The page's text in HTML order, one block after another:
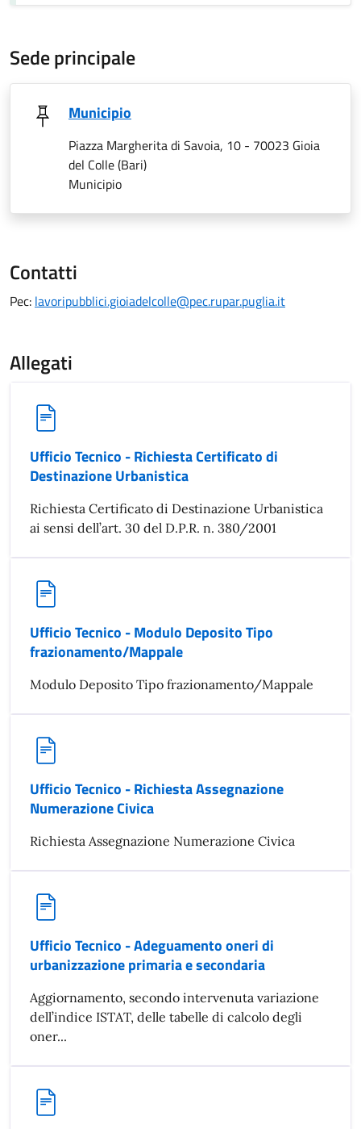
Sede principale
Municipio
Piazza Margherita di Savoia, 10 - 70023 Gioia
del Colle (Bari)
Municipio
Contatti
Pec: lavoripubblici.gioiadelcolle@pec.rupar.puglia.it
Allegati
Ufficio Tecnico - Richiesta Certificato di
Destinazione Urbanistica
Richiesta Certificato di Destinazione Urbanistica
ai sensi dell’art. 30 del D.P.R. n. 380/2001
Ufficio Tecnico - Modulo Deposito Tipo
frazionamento/Mappale
Modulo Deposito Tipo frazionamento/Mappale
Ufficio Tecnico - Richiesta Assegnazione
Numerazione Civica
Richiesta Assegnazione Numerazione Civica
Ufficio Tecnico - Adeguamento oneri di
urbanizzazione primaria e secondaria
Aggiornamento, secondo intervenuta variazione
dell’indice ISTAT, delle tabelle di calcolo degli
oner...